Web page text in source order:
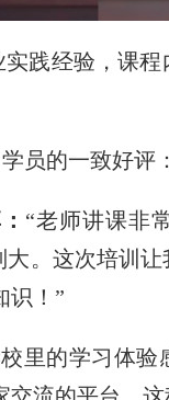
践经验，课程
员的一致好评：
“老师讲课非
。这次培训
识！”
里的学习体验